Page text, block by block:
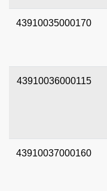
43910035000170
43910036000115
43910037000160